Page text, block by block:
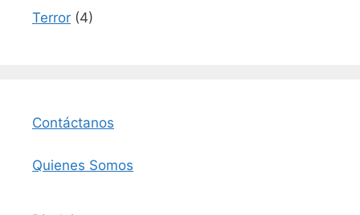
Terror (4)
Contáctanos
Quienes Somos